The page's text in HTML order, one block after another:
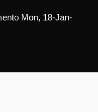
Mon, 18-Jan-